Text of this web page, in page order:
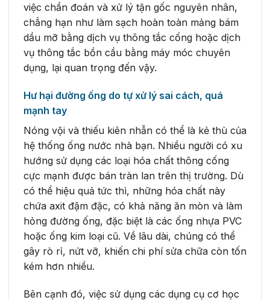
việc chẩn đoán và xử lý tận gốc nguyên nhân,
chẳng hạn như làm sạch hoàn toàn mảng bám
dầu mỡ bằng dịch vụ thông tắc cống hoặc dịch
vụ thông tắc bồn cầu bằng máy móc chuyên
dụng, lại quan trọng đến vậy.
Hư hại đường ống do tự xử lý sai cách, quá
mạnh tay
Nóng vội và thiếu kiên nhẫn có thể là kẻ thù của
hệ thống ống nước nhà bạn. Nhiều người có xu
hướng sử dụng các loại hóa chất thông cống
cực mạnh được bán tràn lan trên thị trường. Dù
có thể hiệu quả tức thì, những hóa chất này
chứa axit đậm đặc, có khả năng ăn mòn và làm
hỏng đường ống, đặc biệt là các ống nhựa PVC
hoặc ống kim loại cũ. Về lâu dài, chúng có thể
gây rò rỉ, nứt vỡ, khiến chi phí sửa chữa còn tốn
kém hơn nhiều.
Bên cạnh đó, việc sử dụng các dụng cụ cơ học